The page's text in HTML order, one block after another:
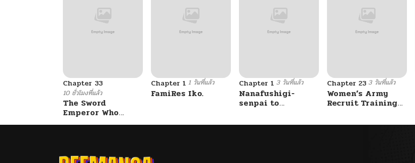
Chapter 33
10 ชั่วโมงที่แล้ว
The Sword
Emperor Who
Surpasses His
Chapter 1 1 วันที่แล้ว
FamiRes Iko.
Chapter 1 3 วันที่แล้ว
Nanafushigi-
senpai to
Chapter 23 3 วันที่แล้ว
Women’s Army
Recruit Training